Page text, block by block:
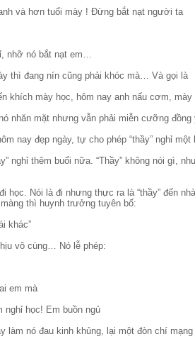
và hơn tuổi mày ! Đừng bắt nạt người ta
nhỡ nó bắt nạt em…
thì đang nín cũng phải khóc mà… Và gọi là
khích mày học, hôm nay anh nấu cơm,
nhăn mặt nhưng vẫn phải miễn cưỡng đồng
nay đẹp ngày, tự cho phép “thầy” nghỉ
nghỉ thêm buổi nữa. “Thầy” không nói
học. Nói là đi nhưng thực ra là “thầy” đến
thì huynh trưởng tuyên bố:
khác”
vô cùng… Nó lễ phép:
em mà
nghỉ học! Em buồn ngủ
làm nó đau kinh khủng, lại một đòn chí